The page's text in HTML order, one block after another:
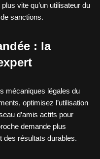
vite qu’un utilisateur du
sanctions.
: la
mécaniques légales du
optimisez l’utilisation
d’amis actifs pour
demande plus
des résultats durables.